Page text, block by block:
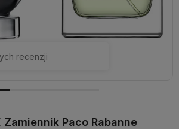
recenzji
Zamiennik Paco Rabanne